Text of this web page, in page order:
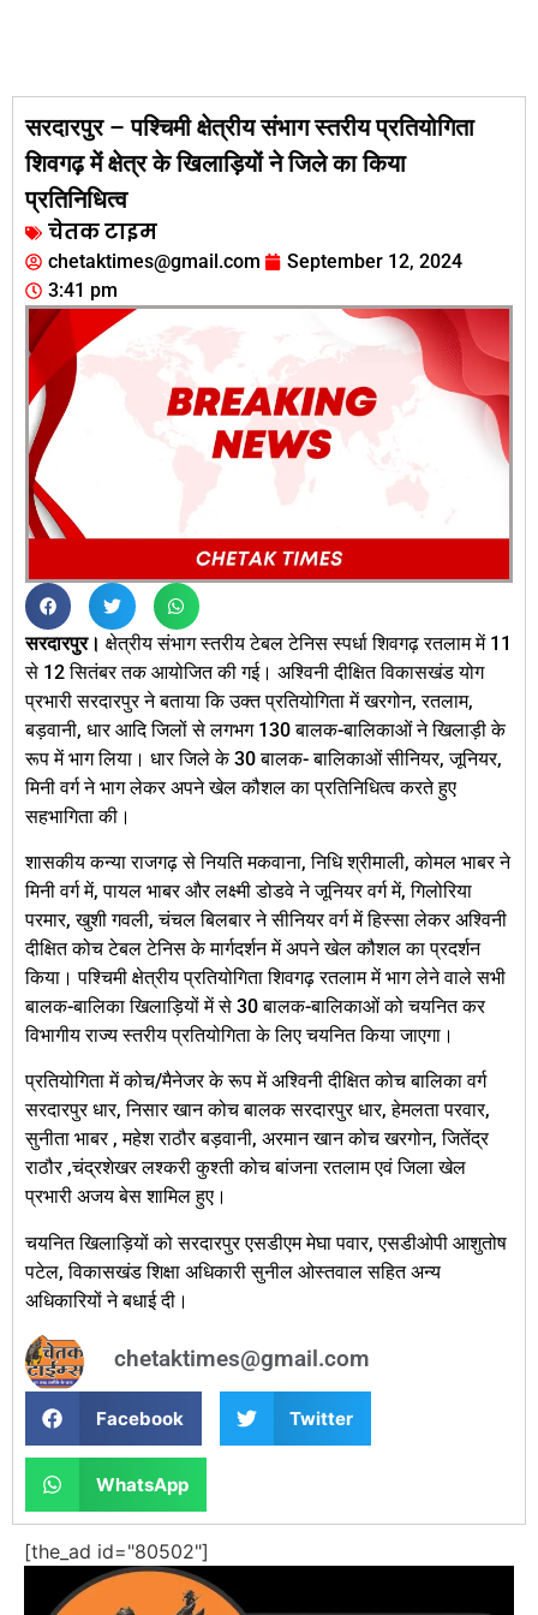
सरदारपुर – पश्चिमी क्षेत्रीय संभाग स्तरीय प्रतियोगिता
शिवगढ़ में क्षेत्र के खिलाड़ियों ने जिले का किया
प्रतिनिधित्व
चेतक टाइम
chetaktimes@gmail.com
September 12, 2024
3:41 pm
सरदारपुर। क्षेत्रीय संभाग स्तरीय टेबल टेनिस स्पर्धा शिवगढ़ रतलाम में 11
से 12 सितंबर तक आयोजित की गई। अश्विनी दीक्षित विकासखंड योग
प्रभारी सरदारपुर ने बताया कि उक्त प्रतियोगिता में खरगोन, रतलाम,
बड़वानी, धार आदि जिलों से लगभग 130 बालक-बालिकाओं ने खिलाड़ी के
रूप में भाग लिया। धार जिले के 30 बालक- बालिकाओं सीनियर, जूनियर,
मिनी वर्ग ने भाग लेकर अपने खेल कौशल का प्रतिनिधित्व करते हुए
सहभागिता की।
शासकीय कन्या राजगढ़ से नियति मकवाना, निधि श्रीमाली, कोमल भाबर ने
मिनी वर्ग में, पायल भाबर और लक्ष्मी डोडवे ने जूनियर वर्ग में, गिलोरिया
परमार, खुशी गवली, चंचल बिलबार ने सीनियर वर्ग में हिस्सा लेकर अश्विनी
दीक्षित कोच टेबल टेनिस के मार्गदर्शन में अपने खेल कौशल का प्रदर्शन
किया। पश्चिमी क्षेत्रीय प्रतियोगिता शिवगढ़ रतलाम में भाग लेने वाले सभी
बालक-बालिका खिलाड़ियों में से 30 बालक-बालिकाओं को चयनित कर
विभागीय राज्य स्तरीय प्रतियोगिता के लिए चयनित किया जाएगा।
प्रतियोगिता में कोच/मैनेजर के रूप में अश्विनी दीक्षित कोच बालिका वर्ग
सरदारपुर धार, निसार खान कोच बालक सरदारपुर धार, हेमलता परवार,
सुनीता भाबर , महेश राठौर बड़वानी, अरमान खान कोच खरगोन, जितेंद्र
राठौर ,चंद्रशेखर लश्करी कुश्ती कोच बांजना रतलाम एवं जिला खेल
प्रभारी अजय बेस शामिल हुए।
चयनित खिलाड़ियों को सरदारपुर एसडीएम मेघा पवार, एसडीओपी आशुतोष
पटेल, विकासखंड शिक्षा अधिकारी सुनील ओस्तवाल सहित अन्य
अधिकारियों ने बधाई दी।
chetaktimes@gmail.com
Facebook Twitter
WhatsApp
[the_ad id="80502"]